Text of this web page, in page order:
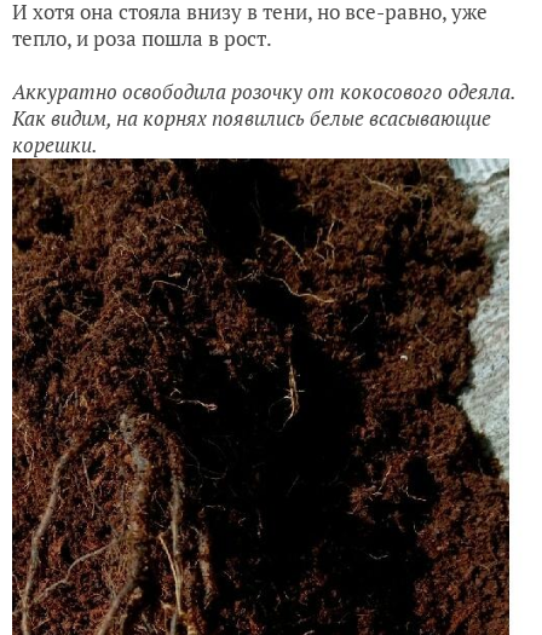
И хотя она стояла внизу в тени, но все-равно, уже
тепло, и роза пошла в рост.
Аккуратно освободила розочку от кокосового одеяла.
Как видим, на корнях появились белые всасывающие
корешки.